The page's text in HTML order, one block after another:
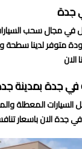
جدة
مجال سحب
متوفر لدينا
جدة بمدينة
السيارات المعطلة
الان باسعار تنافسية